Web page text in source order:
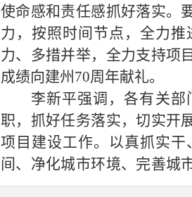
使命感和责任感抓好落实。
力，按照时间节点，全力
力、多措并举，全力支持项
成绩向建州 70周年献礼。
李新平强调，各有关
职，抓好任务落实，切实开
项目建设工作。以真抓实
间、净化城市环境、完善城
广大群众的幸福感、满意度。